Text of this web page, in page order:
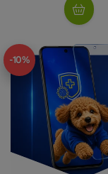
-10%